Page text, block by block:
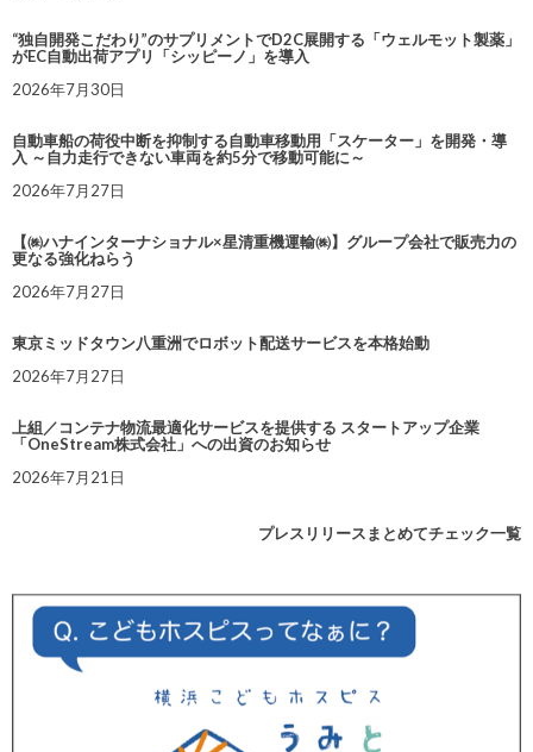
“独自開発こだわり”のサプリメントでD2C展開する「ウェルモット製薬」
がEC自動出荷アプリ「シッピーノ」を導入
2026年7月30日
自動車船の荷役中断を抑制する自動車移動用「スケーター」を開発・導
入 ～自力走行できない車両を約5分で移動可能に～
2026年7月27日
【㈱ハナインターナショナル×星清重機運輸㈱】グループ会社で販売力の
更なる強化ねらう
2026年7月27日
東京ミッドタウン八重洲でロボット配送サービスを本格始動
2026年7月27日
上組／コンテナ物流最適化サービスを提供する スタートアップ企業
「OneStream株式会社」への出資のお知らせ
2026年7月21日
プレスリリースまとめてチェック一覧